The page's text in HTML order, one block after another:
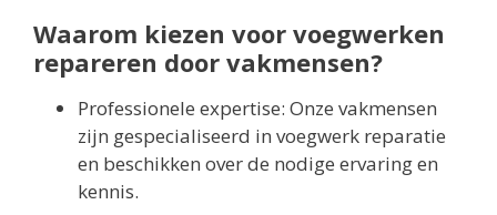
Waarom kiezen voor voegwerken
repareren door vakmensen?
Professionele expertise: Onze vakmensen
zijn gespecialiseerd in voegwerk reparatie
en beschikken over de nodige ervaring en
kennis.